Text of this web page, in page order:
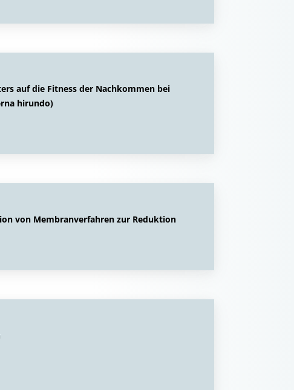
auf die Fitness der Nachkommen bei
hirundo)
von Membranverfahren zur Reduktion